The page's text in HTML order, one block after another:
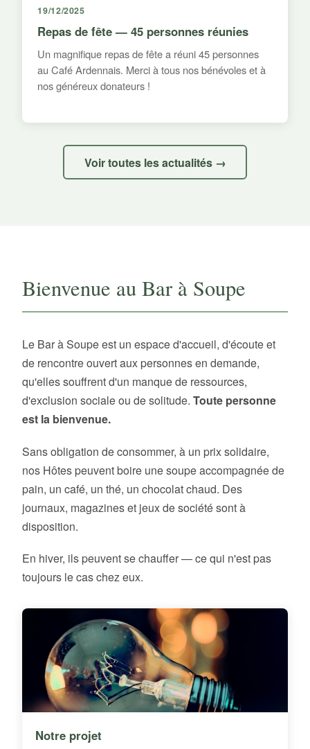
19/12/2025
Repas de fête — 45 personnes réunies
Un magnifique repas de fête a réuni 45 personnes
au Café Ardennais. Merci à tous nos bénévoles et à
nos généreux donateurs !
Voir toutes les actualités →
Bienvenue au Bar à Soupe
Le Bar à Soupe est un espace d'accueil, d'écoute et
de rencontre ouvert aux personnes en demande,
qu'elles souffrent d'un manque de ressources,
d'exclusion sociale ou de solitude. Toute personne
est la bienvenue.
Sans obligation de consommer, à un prix solidaire,
nos Hôtes peuvent boire une soupe accompagnée de
pain, un café, un thé, un chocolat chaud. Des
journaux, magazines et jeux de société sont à
disposition.
En hiver, ils peuvent se chauffer — ce qui n'est pas
toujours le cas chez eux.
Notre projet